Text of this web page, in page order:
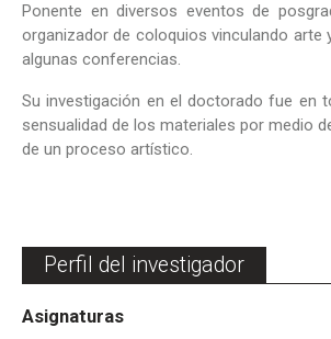
Ponente en diversos eventos de
organizador de coloquios vinculando arte
algunas conferencias.
Su investigación en el doctorado fue en
sensualidad de los materiales por medio
de un proceso artístico.
Perfil del investigador
Asignaturas